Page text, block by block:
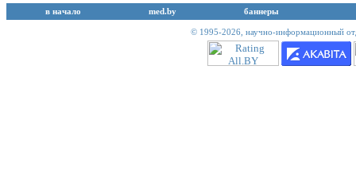
в начало med.by баннеры
© 1995-2026, научно-информационный